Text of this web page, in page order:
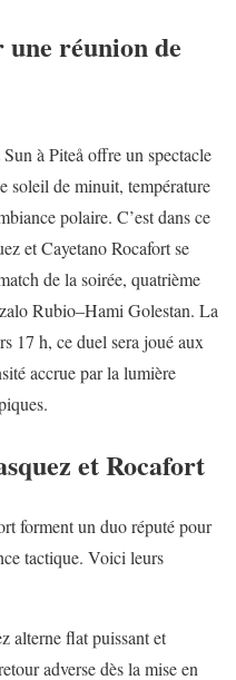
réunion de
à Piteå offre un spectacle
soleil de minuit, température
polaire. C’est dans ce
et Cayetano Rocafort se
de la soirée, quatrième
Rubio–Hami Golestan. La
17 h, ce duel sera joué aux
accrue par la lumière
et Rocafort
forment un duo réputé pour
tactique. Voici leurs
alterne flat puissant et
adverse dès la mise en